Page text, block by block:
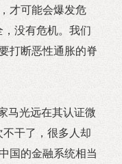
才可能会爆发危
没有危机。我们
打断恶性通胀的脊
马光远在其认证微
干了，很多人却
国的金融系统相当